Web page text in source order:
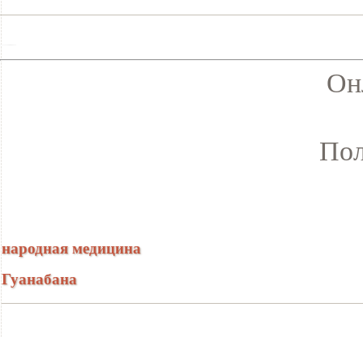
народная медицина
Гуанабана